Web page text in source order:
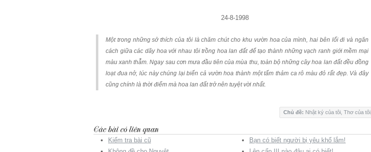
24-8-1998
Một trong những sở thích của tôi là chăm chút cho khu vườn hoa của mình, hai bên lối đi và ngăn
cách giữa các dãy hoa với nhau tôi trồng hoa lan đất để tạo thành những vạch ranh giới mềm mại
màu xanh thẫm. Ngay sau cơn mưa đầu tiên của mùa thu, toàn bộ những cây hoa lan đất đều đồng
loạt đua nở, lúc này chúng lại biến cả vườn hoa thành một tấm thảm ca rô màu đỏ rất đẹp. Và đây
cũng chính là thời điểm mà hoa lan đất trở nên tuyệt vời nhất.
Chủ đề: Nhật ký của tôi Thơ của tôi
Kiểm tra bài cũ
Bạn có biết người bị yêu khổ lắm!